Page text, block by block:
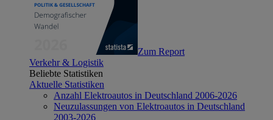
Zum Report
Verkehr & Logistik
Beliebte Statistiken
Aktuelle Statistiken
Anzahl Elektroautos in Deutschland 2006-2026
Neuzulassungen von Elektroautos in Deutschland
2003-2026